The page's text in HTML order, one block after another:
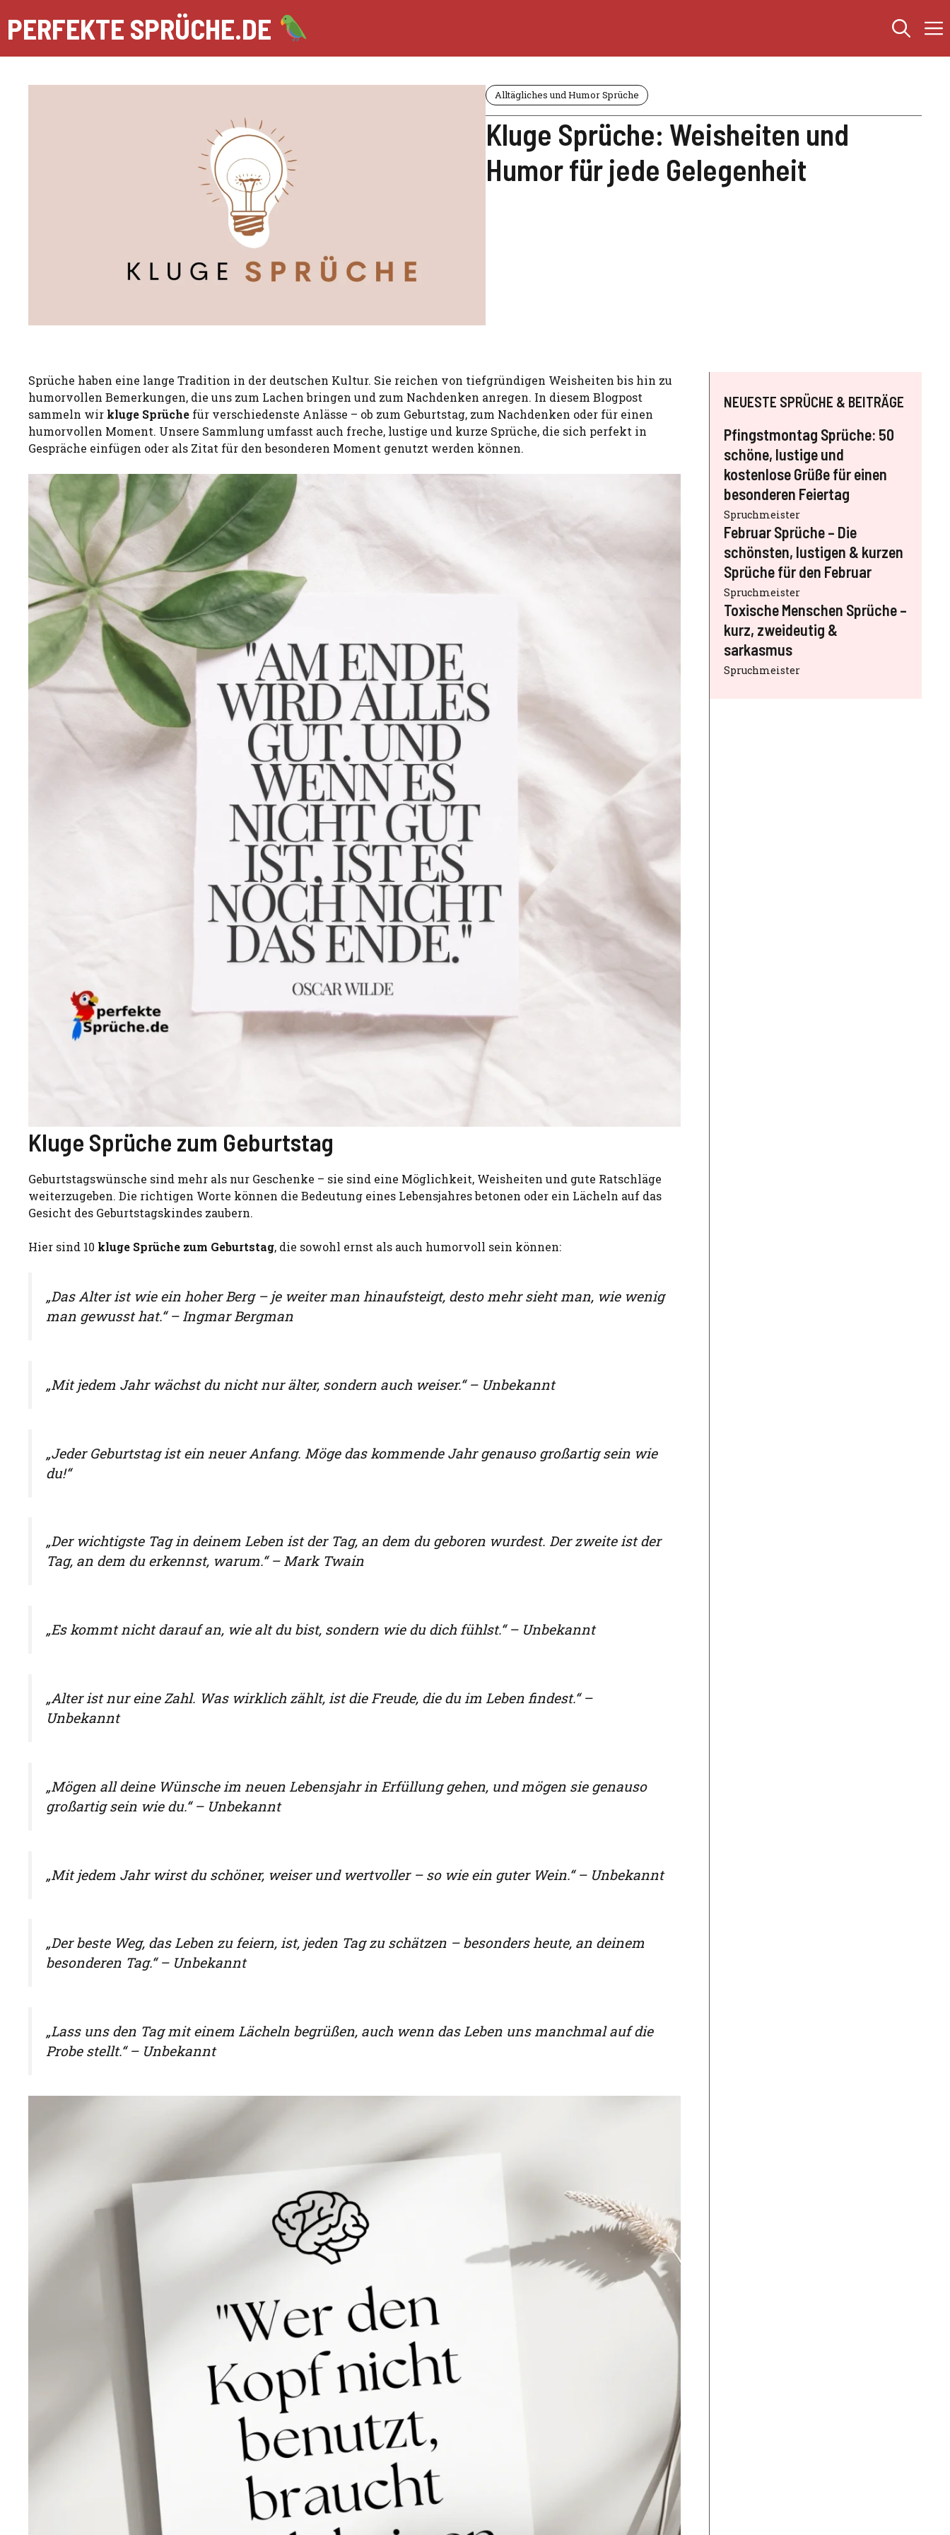
Inhalt
springen
PERFEKTE SPRÜCHE.DE
Alltägliches und Humor Sprüche
Kluge Sprüche: Weisheiten und
Humor für jede Gelegenheit
Sprüche haben eine lange Tradition in der deutschen Kultur. Sie reichen von tiefgründigen Weisheiten bis hin zu
humorvollen Bemerkungen, die uns zum Lachen bringen und zum Nachdenken anregen. In diesem Blogpost
sammeln wir kluge Sprüche für verschiedenste Anlässe – ob zum Geburtstag, zum Nachdenken oder für einen
humorvollen Moment. Unsere Sammlung umfasst auch freche, lustige und kurze Sprüche, die sich perfekt in
Gespräche einfügen oder als Zitat für den besonderen Moment genutzt werden können.
Kluge Sprüche zum Geburtstag
Geburtstagswünsche sind mehr als nur Geschenke – sie sind eine Möglichkeit, Weisheiten und gute Ratschläge
weiterzugeben. Die richtigen Worte können die Bedeutung eines Lebensjahres betonen oder ein Lächeln auf das
Gesicht des Geburtstagskindes zaubern.
Hier sind 10 kluge Sprüche zum Geburtstag, die sowohl ernst als auch humorvoll sein können:
„Das Alter ist wie ein hoher Berg – je weiter man hinaufsteigt, desto mehr sieht man, wie wenig
man gewusst hat.“ – Ingmar Bergman
„Mit jedem Jahr wächst du nicht nur älter, sondern auch weiser.“ – Unbekannt
„Jeder Geburtstag ist ein neuer Anfang. Möge das kommende Jahr genauso großartig sein wie
du!“
„Der wichtigste Tag in deinem Leben ist der Tag, an dem du geboren wurdest. Der zweite ist der
Tag, an dem du erkennst, warum.“ – Mark Twain
„Es kommt nicht darauf an, wie alt du bist, sondern wie du dich fühlst.“ – Unbekannt
„Alter ist nur eine Zahl. Was wirklich zählt, ist die Freude, die du im Leben findest.“ –
Unbekannt
„Mögen all deine Wünsche im neuen Lebensjahr in Erfüllung gehen, und mögen sie genauso
großartig sein wie du.“ – Unbekannt
„Mit jedem Jahr wirst du schöner, weiser und wertvoller – so wie ein guter Wein.“ – Unbekannt
„Der beste Weg, das Leben zu feiern, ist, jeden Tag zu schätzen – besonders heute, an deinem
besonderen Tag.“ – Unbekannt
„Lass uns den Tag mit einem Lächeln begrüßen, auch wenn das Leben uns manchmal auf die
Probe stellt.“ – Unbekannt
NEUESTE SPRÜCHE & BEITRÄGE
Pfingstmontag Sprüche: 50
schöne, lustige und
kostenlose Grüße für einen
besonderen Feiertag
Spruchmeister
Februar Sprüche – Die
schönsten, lustigen & kurzen
Sprüche für den Februar
Spruchmeister
Toxische Menschen Sprüche –
kurz, zweideutig &
sarkasmus
Spruchmeister